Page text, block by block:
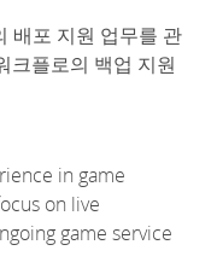
배포 지원 업무를 관
크플로의 백업 지원
in game
on live
game service